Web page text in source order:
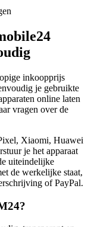
inkoopprijs
je gebruikte
online laten
vragen over de
Xiaomi, Huawei
je het apparaat
uiteindelijke
de werkelijke staat,
of PayPal.